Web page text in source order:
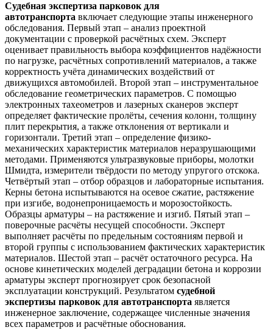
Судебная экспертиза парковок для
автотранспорта включает следующие этапы инженерного
обследования. Первый этап – анализ проектной
документации с проверкой расчётных схем. Эксперт
оценивает правильность выбора коэффициентов надёжности
по нагрузке, расчётных сопротивлений материалов, а также
корректность учёта динамических воздействий от
движущихся автомобилей. Второй этап – инструментальное
обследование геометрических параметров. С помощью
электронных тахеометров и лазерных сканеров эксперт
определяет фактические пролёты, сечения колонн, толщину
плит перекрытия, а также отклонения от вертикали и
горизонтали. Третий этап – определение физико-
механических характеристик материалов неразрушающими
методами. Применяются ультразвуковые приборы, молотки
Шмидта, измерители твёрдости по методу упругого отскока.
Четвёртый этап – отбор образцов и лабораторные испытания.
Керны бетона испытываются на осевое сжатие, растяжение
при изгибе, водонепроницаемость и морозостойкость.
Образцы арматуры – на растяжение и изгиб. Пятый этап –
поверочные расчёты несущей способности. Эксперт
выполняет расчёты по предельным состояниям первой и
второй группы с использованием фактических характеристик
материалов. Шестой этап – расчёт остаточного ресурса. На
основе кинетических моделей деградации бетона и коррозии
арматуры эксперт прогнозирует срок безопасной
эксплуатации конструкций. Результатом судебной
экспертизы парковок для автотранспорта является
инженерное заключение, содержащее численные значения
всех параметров и расчётные обоснования.